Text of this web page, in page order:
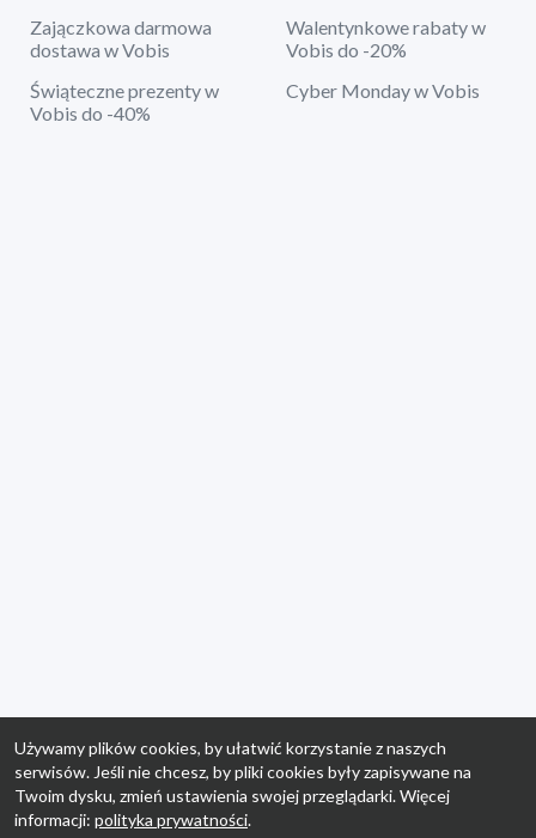
Zajączkowa darmowa
dostawa w Vobis
Walentynkowe rabaty w
Vobis do -20%
Świąteczne prezenty w
Vobis do -40%
Cyber Monday w Vobis
Używamy plików cookies, by ułatwić korzystanie z naszych
serwisów. Jeśli nie chcesz, by pliki cookies były zapisywane na
Twoim dysku, zmień ustawienia swojej przeglądarki. Więcej
informacji: polityka prywatności.